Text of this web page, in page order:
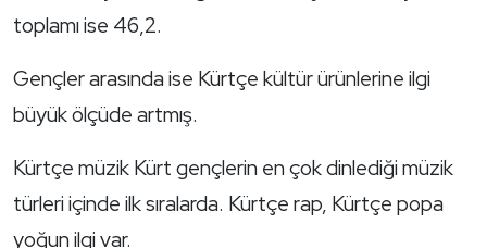
toplamı ise 46,2.
Gençler arasında ise Kürtçe kültür ürünlerine ilgi
büyük ölçüde artmış.
Kürtçe müzik Kürt gençlerin en çok dinlediği müzik
türleri içinde ilk sıralarda. Kürtçe rap, Kürtçe popa
yoğun ilgi var.